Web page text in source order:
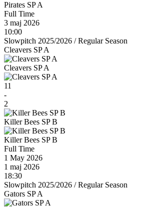
Pirates SP A
Full Time
3 maj 2026
10:00
Slowpitch 2025/2026 /Regular Season
Cleavers SP A
Cleavers SP A
11
-
2
Killer Bees SP B
Killer Bees SP B
Full Time
1 May 2026
1 maj 2026
18:30
Slowpitch 2025/2026 /Regular Season
Gators SP A